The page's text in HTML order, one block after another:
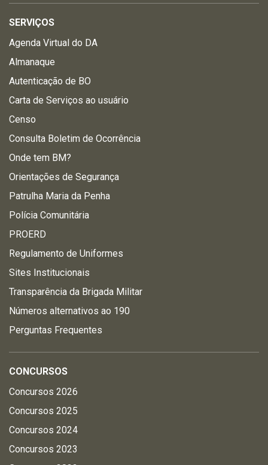
SERVIÇOS
Agenda Virtual do DA
Almanaque
Autenticação de BO
Carta de Serviços ao usuário
Censo
Consulta Boletim de Ocorrência
Onde tem BM?
Orientações de Segurança
Patrulha Maria da Penha
Polícia Comunitária
PROERD
Regulamento de Uniformes
Sites Institucionais
Transparência da Brigada Militar
Números alternativos ao 190
Perguntas Frequentes
CONCURSOS
Concursos 2026
Concursos 2025
Concursos 2024
Concursos 2023